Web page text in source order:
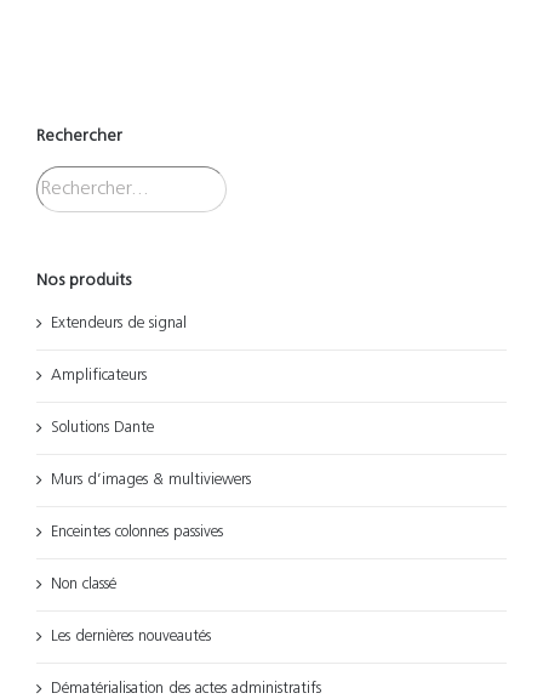
Rechercher
Nos produits
Extendeurs de signal
Amplificateurs
Solutions Dante
Murs d’images & multiviewers
Enceintes colonnes passives
Non classé
Les dernières nouveautés
Dématérialisation des actes administratifs